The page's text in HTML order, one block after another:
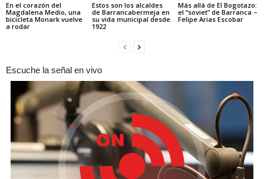
En el corazón del
Magdalena Medio, una
bicicleta Monark vuelve
a rodar
Estos son los alcaldes
de Barrancabermeja en
su vida municipal desde
1922
Más allá de El Bogotazo:
el “soviet” de Barranca –
Felipe Arias Escobar
Escuche la señal en vivo